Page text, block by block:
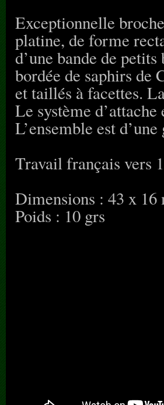
Exceptionnelle
platine, de forme
d’une bande de
bordée de saphirs de
et taillés à facettes.
Le système d’attache
L’ensemble est
Travail français vers
Dimensions : 43 x 16
Poids : 10 grs